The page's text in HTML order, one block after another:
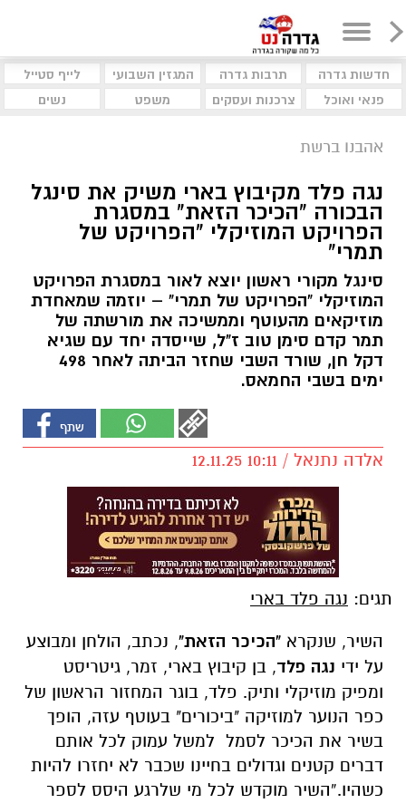
חדשות גדרה תרבות גדרה המגזין השבועי
לייף סטייל
פנאי ואוכל
צרכנות ועסקים משפט נשים
אהבנו ברשת
נגה פלד מקיבוץ בארי משיק את סינגל
הבכורה "הכיכר הזאת" במסגרת
הפרויקט המוזיקלי "הפרויקט של
תמרי"
סינגל מקורי ראשון יוצא לאור במסגרת הפרויקט
המוזיקלי "הפרויקט של תמרי" – יוזמה שמאחדת
מוזיקאים מהעוטף וממשיכה את מורשתה של
תמר קדם סימן טוב ז"ל, שייסדה יחד עם שגיא
דקל חן, שורד השבי שחזר הביתה לאחר 498
ימים בשבי החמאס.
אלדה נתנאל / 10:11 12.11.25
תגים: נגה פלד בארי
השיר, שנקרא "הכיכר הזאת", נכתב, הולחן ומבוצע
על ידי נגה פלד, בן קיבוץ בארי, זמר, גיטריסט
ומפיק מוזיקלי ותיק. פלד, בוגר המחזור הראשון של
כפר הנוער למוזיקה "ביכורים" בעוטף עזה, הופך
בשיר את הכיכר לסמל למשל עמוק לכל אותם
דברים קטנים וגדולים בחיינו שכבר לא יחזרו להיות
כשהיו.“השיר מוקדש לכל מי שלרגע היסס לספר